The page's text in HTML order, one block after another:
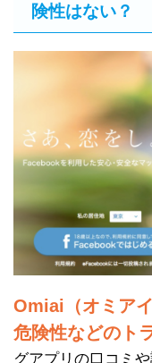
険性はない？
Omiai（オミア
危険性などのト
グアプリの口コミ